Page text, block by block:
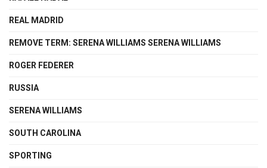
REAL MADRID
REMOVE TERM: SERENA WILLIAMS SERENA WILLIAMS
ROGER FEDERER
RUSSIA
SERENA WILLIAMS
SOUTH CAROLINA
SPORTING